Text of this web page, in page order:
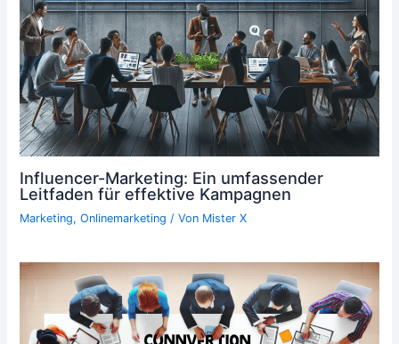
Influencer-Marketing: Ein umfassender
Leitfaden für effektive Kampagnen
Marketing,Onlinemarketing / Von Mister X